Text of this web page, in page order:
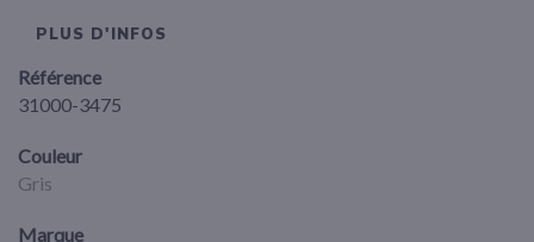
PLUS D'INFOS
Référence
31000-3475
Couleur
Gris
Marque